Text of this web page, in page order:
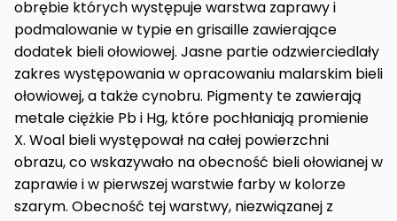
obrębie których występuje warstwa zaprawy i
podmalowanie w typie en grisaille zawierające
dodatek bieli ołowiowej. Jasne partie odzwierciedlały
zakres występowania w opracowaniu malarskim bieli
ołowiowej, a także cynobru. Pigmenty te zawierają
metale ciężkie Pb i Hg, które pochłaniają promienie
X. Woal bieli występował na całej powierzchni
obrazu, co wskazywało na obecność bieli ołowianej w
zaprawie i w pierwszej warstwie farby w kolorze
szarym. Obecność tej warstwy, niezwiązanej z